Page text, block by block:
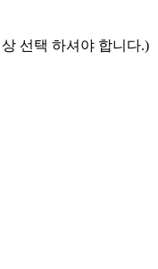
선택 하셔야 합니다.)